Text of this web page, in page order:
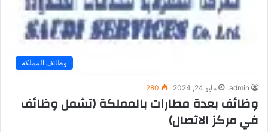
وظائف المملكة
admin مايو 24, 2024 280
وظائف بعدة مطارات بالمملكة (تشمل وظائف
في مركز الاتصال)